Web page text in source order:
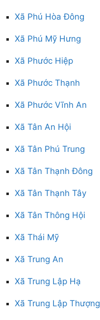
Xã Phú Hòa Đông
Xã Phú Mỹ Hưng
Xã Phước Hiệp
Xã Phước Thạnh
Xã Phước Vĩnh An
Xã Tân An Hội
Xã Tân Phú Trung
Xã Tân Thạnh Đông
Xã Tân Thạnh Tây
Xã Tân Thông Hội
Xã Thái Mỹ
Xã Trung An
Xã Trung Lập Hạ
Xã Trung Lập Thượng